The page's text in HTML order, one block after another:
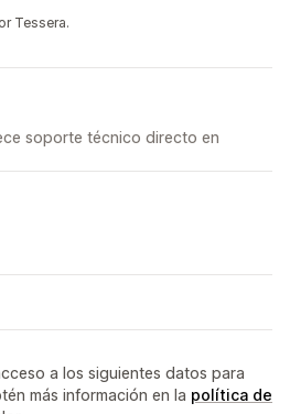
Tessera.
soporte técnico directo en
a los siguientes datos para
más información en la política de